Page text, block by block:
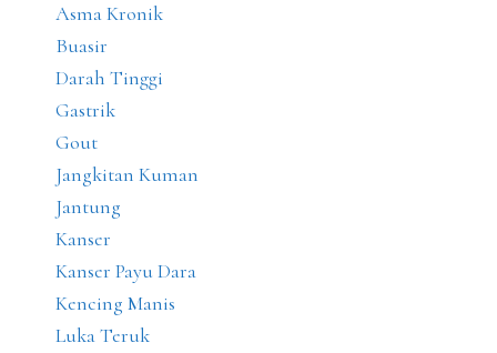
Asma Kronik
Buasir
Darah Tinggi
Gastrik
Gout
Jangkitan Kuman
Jantung
Kanser
Kanser Payu Dara
Kencing Manis
Luka Teruk